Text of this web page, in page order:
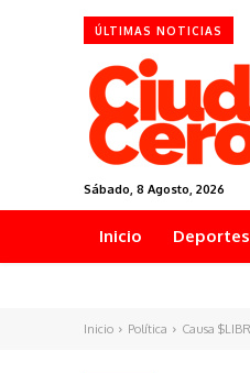
ÚLTIMAS NOTICIAS
Sábado, 8 Agosto, 2026
Inicio Deportes
Inicio Política Causa